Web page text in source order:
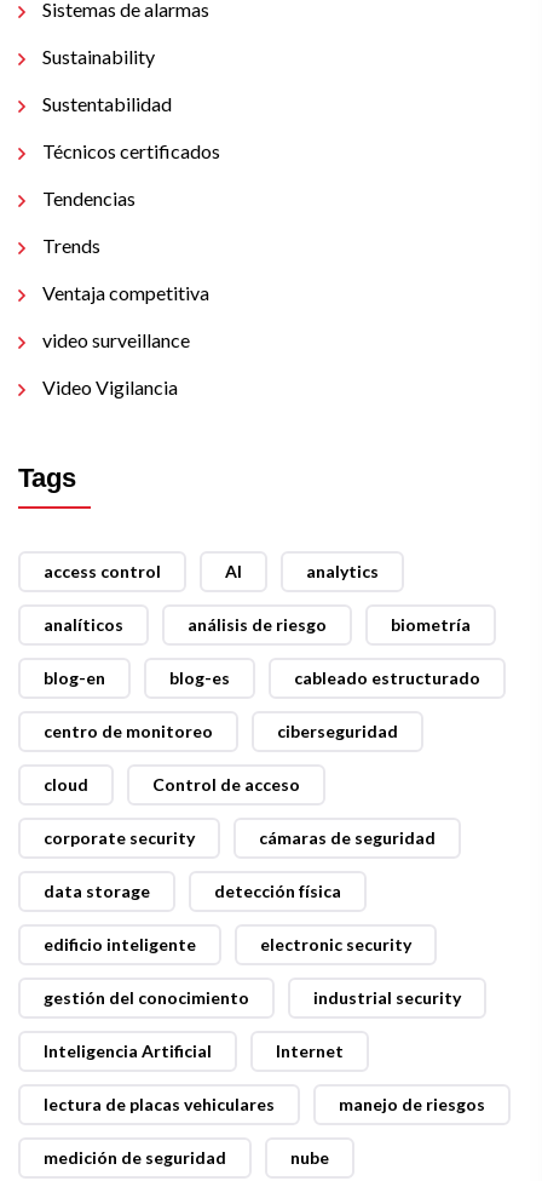
Sistemas de alarmas
Sustainability
Sustentabilidad
Técnicos certificados
Tendencias
Trends
Ventaja competitiva
video surveillance
Video Vigilancia
Tags
access control AI analytics
analíticos análisis de riesgo biometría
blog-en blog-es cableado estructurado
centro de monitoreo ciberseguridad
cloud Control de acceso
corporate security cámaras de seguridad
data storage detección física
edificio inteligente electronic security
gestión del conocimiento industrial security
Inteligencia Artificial Internet
lectura de placas vehiculares manejo de riesgos
medición de seguridad nube